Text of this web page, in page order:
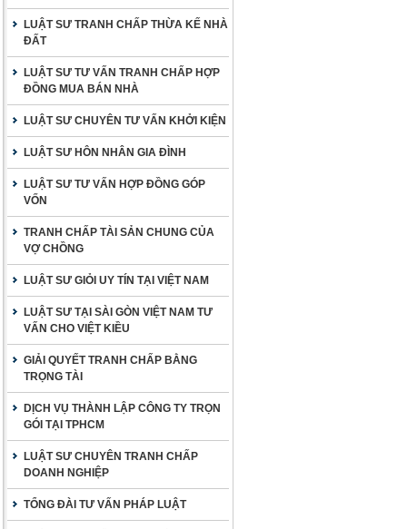
LUẬT SƯ TRANH CHẤP THỪA KẾ NHÀ
ĐẤT
LUẬT SƯ TƯ VẤN TRANH CHẤP HỢP
ĐỒNG MUA BÁN NHÀ
LUẬT SƯ CHUYÊN TƯ VẤN KHỞI KIỆN
LUẬT SƯ HÔN NHÂN GIA ĐÌNH
LUẬT SƯ TƯ VẤN HỢP ĐỒNG GÓP
VỐN
TRANH CHẤP TÀI SẢN CHUNG CỦA
VỢ CHỒNG
LUẬT SƯ GIỎI UY TÍN TẠI VIỆT NAM
LUẬT SƯ TẠI SÀI GÒN VIỆT NAM TƯ
VẤN CHO VIỆT KIỀU
GIẢI QUYẾT TRANH CHẤP BẰNG
TRỌNG TÀI
DỊCH VỤ THÀNH LẬP CÔNG TY TRỌN
GÓI TẠI TPHCM
LUẬT SƯ CHUYÊN TRANH CHẤP
DOANH NGHIỆP
TỔNG ĐÀI TƯ VẤN PHÁP LUẬT